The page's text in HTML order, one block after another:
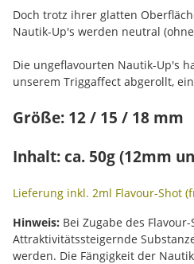
Doch trotz ihrer glatten
Nautik-Up's werden neutral
Die ungeflavourten Nautik-Up's
unserem Triggaffect abgerollt,
Größe: 12 / 15 / 18 mm
Inhalt: ca. 50g (12mm
Lieferung inkl. 2ml Flavour-Shot
Hinweis: Bei Zugabe des
Attraktivitätssteigernde
werden. Die Fängigkeit der